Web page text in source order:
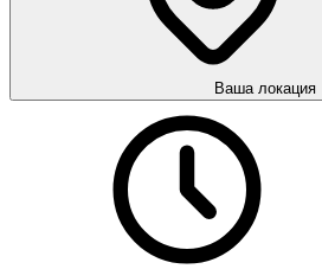
Ваша локация